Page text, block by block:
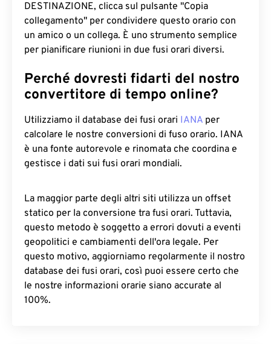
DESTINAZIONE, clicca sul pulsante "Copia
collegamento" per condividere questo orario con
un amico o un collega. È uno strumento semplice
per pianificare riunioni in due fusi orari diversi.
Perché dovresti fidarti del nostro
convertitore di tempo online?
Utilizziamo il database dei fusi orari IANA per
calcolare le nostre conversioni di fuso orario. IANA
è una fonte autorevole e rinomata che coordina e
gestisce i dati sui fusi orari mondiali.
La maggior parte degli altri siti utilizza un offset
statico per la conversione tra fusi orari. Tuttavia,
questo metodo è soggetto a errori dovuti a eventi
geopolitici e cambiamenti dell'ora legale. Per
questo motivo, aggiorniamo regolarmente il nostro
database dei fusi orari, così puoi essere certo che
le nostre informazioni orarie siano accurate al
100%.